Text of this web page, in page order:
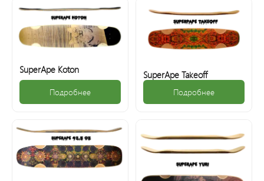
SuperApe Koton
Подробнее
SuperApe Takeoff
Подробнее